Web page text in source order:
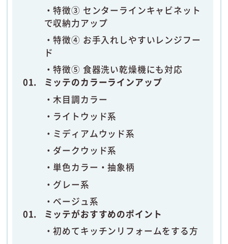
特徴③ センターラインキャビネット
で収納力アップ
特徴④ お手入れしやすいレンジフー
ド
特徴⑤ 食器洗い乾燥機にも対応
ミッテのカラーラインアップ
木目調カラー
ライトウッド系
ミディアムウッド系
ダークウッド系
単色カラー・抽象柄
グレー系
ベージュ系
ミッテがおすすめのポイント
初めてキッチンリフォームをする方